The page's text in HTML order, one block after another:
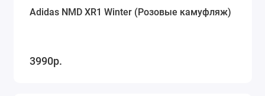
Adidas NMD XR1 Winter (Розовые камуфляж)
3990р.